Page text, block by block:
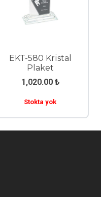
EKT-580 Kristal
Plaket
1,020.00 ₺
Stokta yok